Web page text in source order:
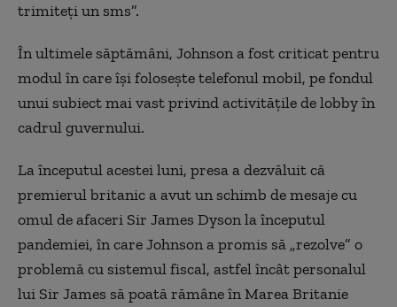
trimiteți un sms”.
În ultimele săptămâni, Johnson a fost criticat pentru
modul în care își folosește telefonul mobil, pe fondul
unui subiect mai vast privind activitățile de lobby în
cadrul guvernului.
La începutul acestei luni, presa a dezvăluit că
premierul britanic a avut un schimb de mesaje cu
omul de afaceri Sir James Dyson la începutul
pandemiei, în care Johnson a promis să „rezolve” o
problemă cu sistemul fiscal, astfel încât personalul
lui Sir James să poată rămâne în Marea Britanie